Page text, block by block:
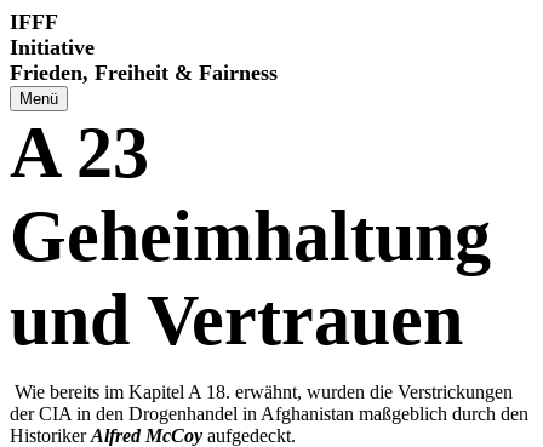
Direkt
zum
Inhalt
IFFF
Initiative
Frieden, Freiheit & Fairness
Menü
A 23
Geheimhaltung
und Vertrauen
Wie bereits im Kapitel A 18. erwähnt, wurden die Verstrickungen
der CIA in den Drogenhandel in Afghanistan maßgeblich durch den
HistorikerAlfred McCoy aufgedeckt.